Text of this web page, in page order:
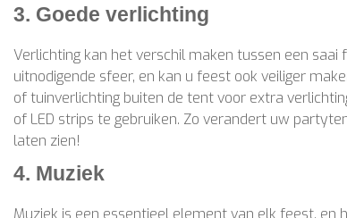
3. Goede verlichting
Verlichting kan het verschil maken tussen een
uitnodigende sfeer, en kan u feest ook veiliger
of tuinverlichting buiten de tent voor extra
of LED strips te gebruiken. Zo verandert uw
laten zien!
4. Muziek
Muziek is een essentieel element van elk feest, en